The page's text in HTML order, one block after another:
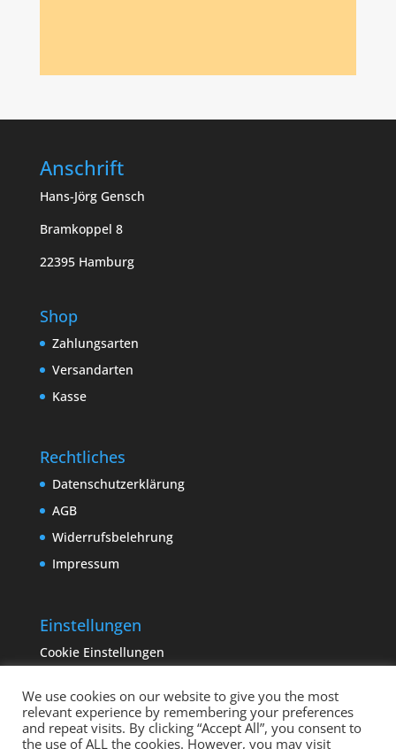
Anschrift
Hans-Jörg Gensch
Bramkoppel 8
22395 Hamburg
Shop
Zahlungsarten
Versandarten
Kasse
Rechtliches
Datenschutzerklärung
AGB
Widerrufsbelehrung
Impressum
Einstellungen
Cookie Einstellungen
We use cookies on our website to give you the most
relevant experience by remembering your preferences
and repeat visits. By clicking “Accept All”, you consent to
the use of ALL the cookies. However, you may visit